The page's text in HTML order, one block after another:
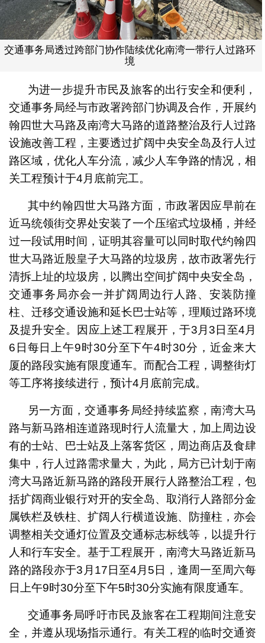
交通事务局透过跨部门协作陆续优化南湾一带行人过路环
境
为进一步提升市民及旅客的出行安全和便利，
交通事务局经与市政署跨部门协调及合作，开展约
翰四世大马路及南湾大马路的道路整治及行人过路
设施改善工程，主要透过扩阔中央安全岛及行人过
路区域，优化人车分流，减少人车争路的情况，相
关工程预计于4月底前完工。
其中约翰四世大马路方面，市政署因应早前在
近马统领街交界处安装了一个压缩式垃圾桶，并经
过一段试用时间，证明其容量可以同时取代约翰四
世大马路近殷皇子大马路的垃圾房，故市政署先行
清拆上址的垃圾房，以腾出空间扩阔中央安全岛，
交通事务局亦会一并扩阔周边行人路、安装防撞
柱、迁移交通设施和延长巴士站等，理顺过路环境
及提升安全。因应上述工程展开，于3月3日至4月
6日每日上午9时30分至下午4时30分，近金来大
厦的路段实施有限度通车。而配合工程，调整街灯
等工序将接续进行，预计4月底前完成。
另一方面，交通事务局经持续监察，南湾大马
路与新马路相连道路现时行人流量大，加上周边设
有的士站、巴士站及上落客货区，周边商店及食肆
集中，行人过路需求量大，为此，局方已计划于南
湾大马路近新马路的路段开展行人路整治工程，包
括扩阔商业银行对开的安全岛、取消行人路部分金
属铁栏及铁柱、扩阔人行横道设施、防撞柱，亦会
调整相关交通灯位置及交通标志标线等，以提升行
人和行车安全。基于工程展开，南湾大马路近新马
路的路段亦于3月17日至4月5日，逢周一至周六每
日上午9时30分至下午5时30分实施有限度通车。
交通事务局呼吁市民及旅客在工程期间注意安
全，并遵从现场指示通行。有关工程的临时交通资